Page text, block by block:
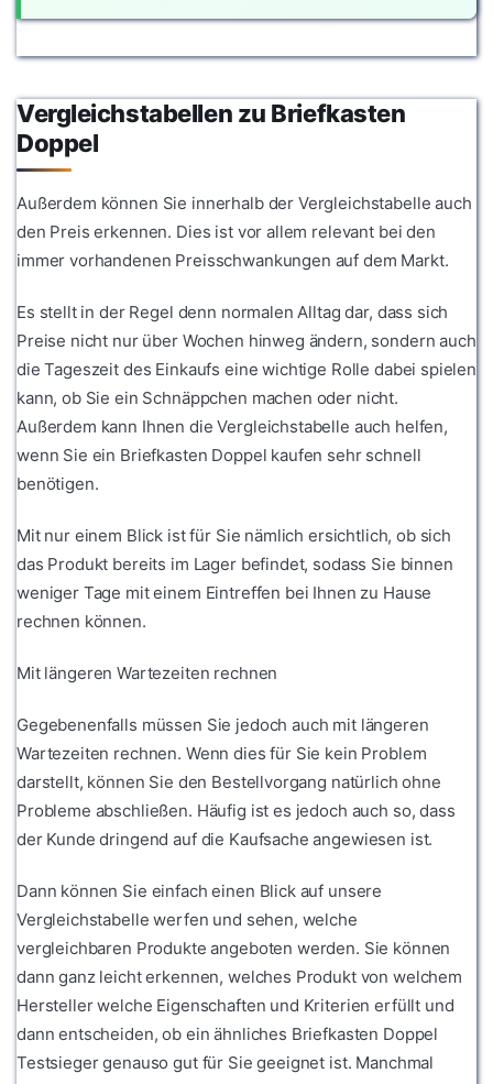
Vergleichstabellen zu Briefkasten
Doppel
Außerdem können Sie innerhalb der Vergleichstabelle auch
den Preis erkennen. Dies ist vor allem relevant bei den
immer vorhandenen Preisschwankungen auf dem Markt.
Es stellt in der Regel denn normalen Alltag dar, dass sich
Preise nicht nur über Wochen hinweg ändern, sondern auch
die Tageszeit des Einkaufs eine wichtige Rolle dabei spielen
kann, ob Sie ein Schnäppchen machen oder nicht.
Außerdem kann Ihnen die Vergleichstabelle auch helfen,
wenn Sie ein Briefkasten Doppel kaufen sehr schnell
benötigen.
Mit nur einem Blick ist für Sie nämlich ersichtlich, ob sich
das Produkt bereits im Lager befindet, sodass Sie binnen
weniger Tage mit einem Eintreffen bei Ihnen zu Hause
rechnen können.
Mit längeren Wartezeiten rechnen
Gegebenenfalls müssen Sie jedoch auch mit längeren
Wartezeiten rechnen. Wenn dies für Sie kein Problem
darstellt, können Sie den Bestellvorgang natürlich ohne
Probleme abschließen. Häufig ist es jedoch auch so, dass
der Kunde dringend auf die Kaufsache angewiesen ist.
Dann können Sie einfach einen Blick auf unsere
Vergleichstabelle werfen und sehen, welche
vergleichbaren Produkte angeboten werden. Sie können
dann ganz leicht erkennen, welches Produkt von welchem
Hersteller welche Eigenschaften und Kriterien erfüllt und
dann entscheiden, ob ein ähnliches Briefkasten Doppel
Testsieger genauso gut für Sie geeignet ist. Manchmal